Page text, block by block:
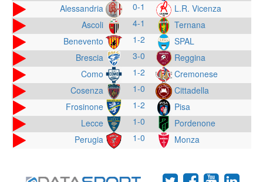
Alessandria
0-1
L.R. Vicenza
Ascoli
4-1
Ternana
Benevento
1-2
SPAL
Brescia
3-0
Reggina
Como
1-2
Cremonese
Cosenza
1-0
Cittadella
Frosinone
1-2
Pisa
Lecce
1-0
Pordenone
Perugia
1-0 Monza